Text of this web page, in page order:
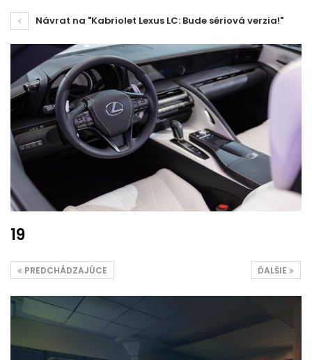
Návrat na "Kabriolet Lexus LC: Bude sériová verzia!"
19
ĎALŠIE
PREDCHÁDZAJÚCE